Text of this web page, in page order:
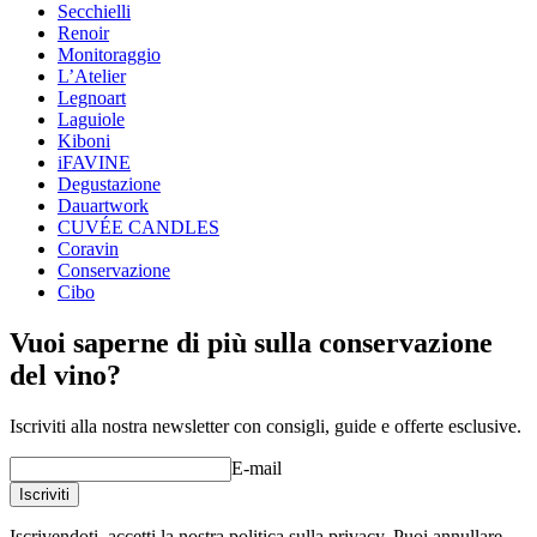
Status When Soldout
Secchielli
Renoir
Monitoraggio
L’Atelier
Legnoart
Laguiole
Kiboni
iFAVINE
Degustazione
Dauartwork
CUVÉE CANDLES
Coravin
Conservazione
Cibo
Vuoi saperne di più sulla conservazione
del vino?
Iscriviti alla nostra newsletter con consigli, guide e offerte esclusive.
E-mail
Iscriviti